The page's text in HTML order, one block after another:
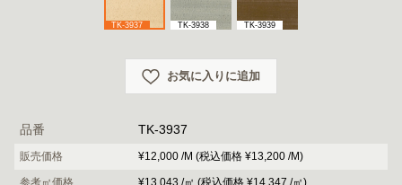
TK-3937 TK-3938 TK-3939
お気に入りに追加
品番 TK-3937
販売価格 ¥12,000 /M (税込価格 ¥13,200 /M)
参考㎡価格 ¥13,043 /㎡ (税込価格 ¥14,347 /㎡)